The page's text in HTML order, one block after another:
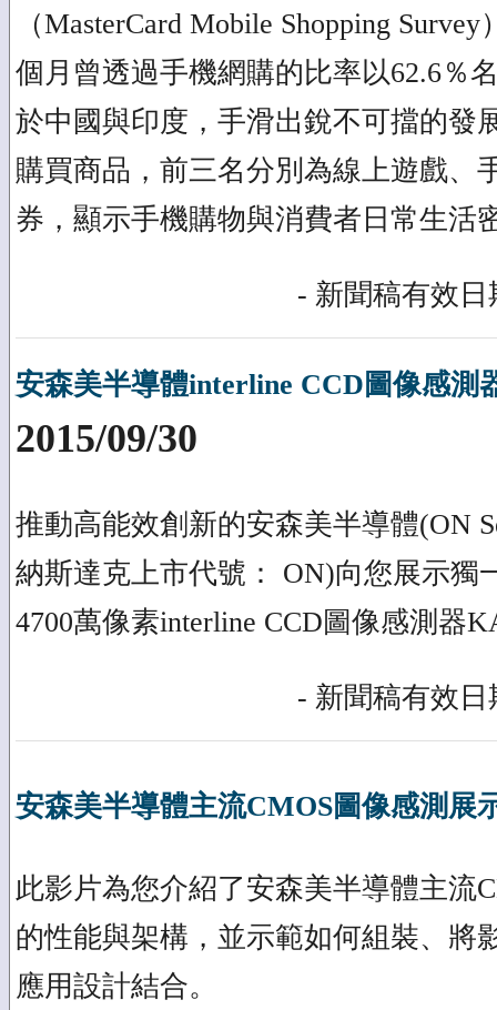
（MasterCard Mobile Shopping
個月曾透過手機網購的比率以62.6％
於中國與印度，手滑出銳不可擋的發
購買商品，前三名分別為線上遊戲、
券，顯示手機購物與消費者日常生活
- 新聞稿有效日
安森美半導體interline CCD圖像感測
2015/09/30
推動高能效創新的安森美半導體(ON
納斯達克上市代號： ON)向您展示獨
4700萬像素interline CCD圖像感測器
- 新聞稿有效日
安森美半導體主流CMOS圖像感測展
此影片為您介紹了安森美半導體主流
的性能與架構，並示範如何組裝、將
應用設計結合。